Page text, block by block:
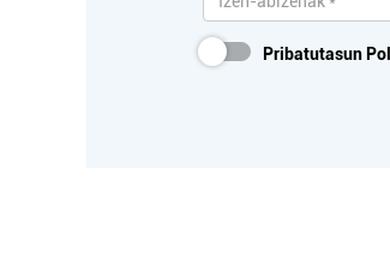
Pribatutasun